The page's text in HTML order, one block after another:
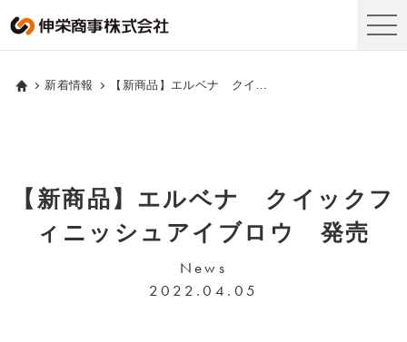
新着情報 【新商品】エルベナ クイックフィニッシュアイブロウ 発売
【新商品】エルベナ クイックフ
ィニッシュアイブロウ 発売
News
2022.04.05